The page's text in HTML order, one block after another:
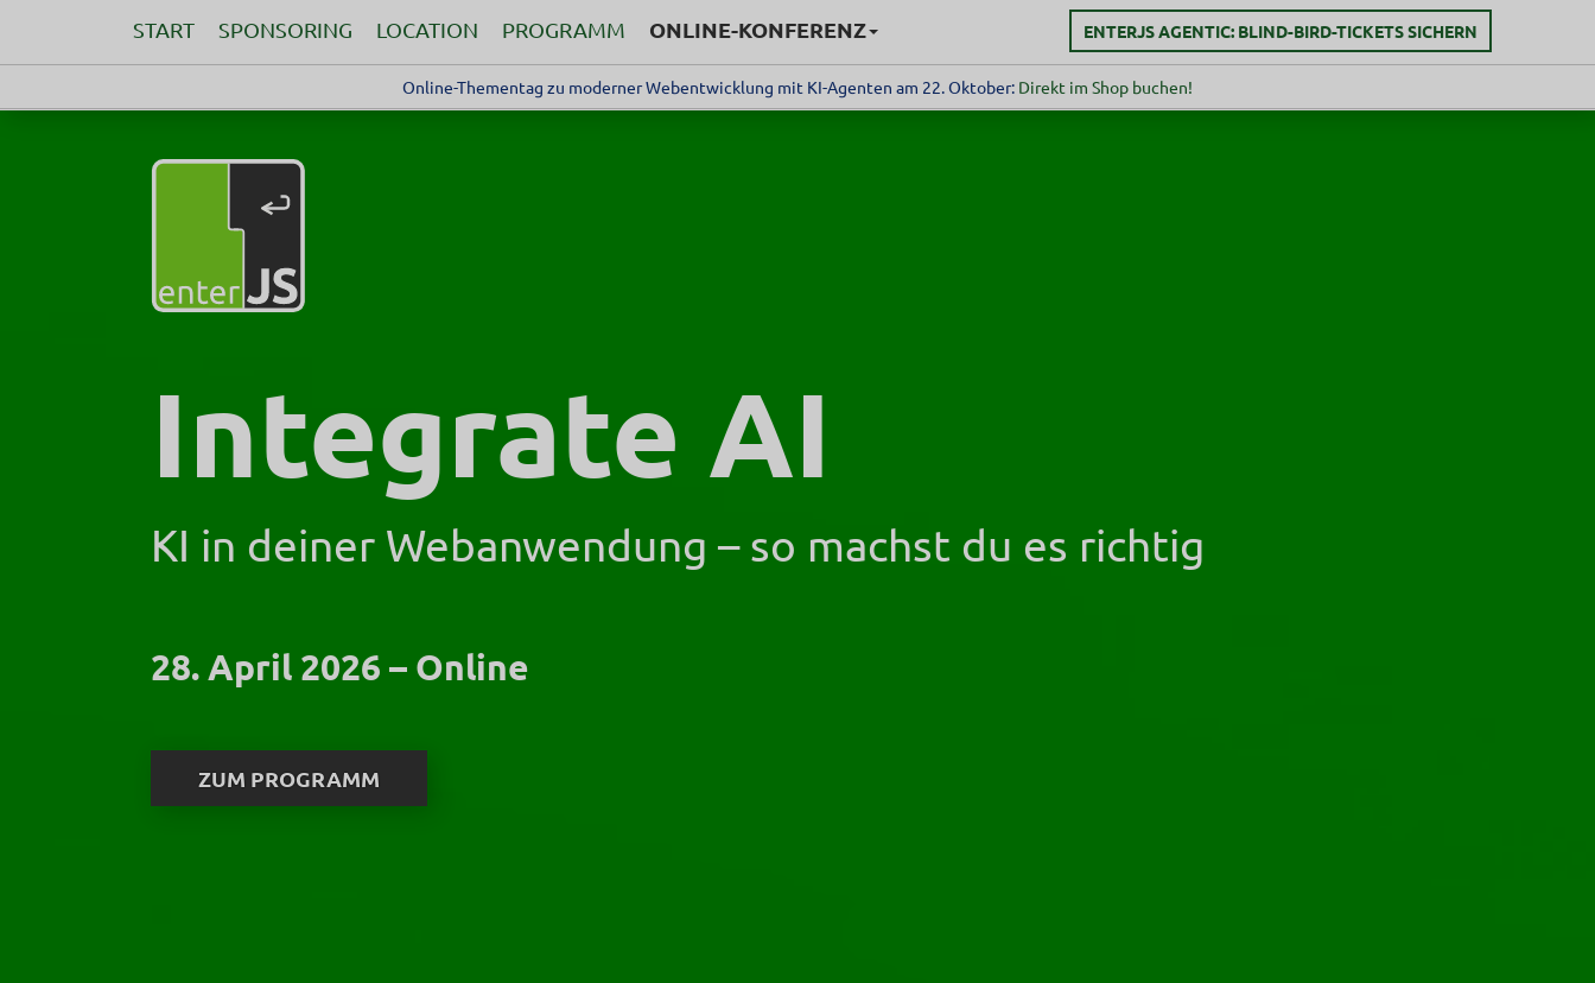
START SPONSORING LOCATION PROGRAMM ONLINE-KONFERENZ ENTERJS AGENTIC: BLIND-BIRD-TICKETS SICHERN
Online-Thementag zu moderner Webentwicklung mit KI-Agenten am 22. Oktober: Direkt im Shop buchen!
Integrate AI
KI in deiner Webanwendung – so machst du es richtig
28. April 2026 – Online
ZUM PROGRAMM